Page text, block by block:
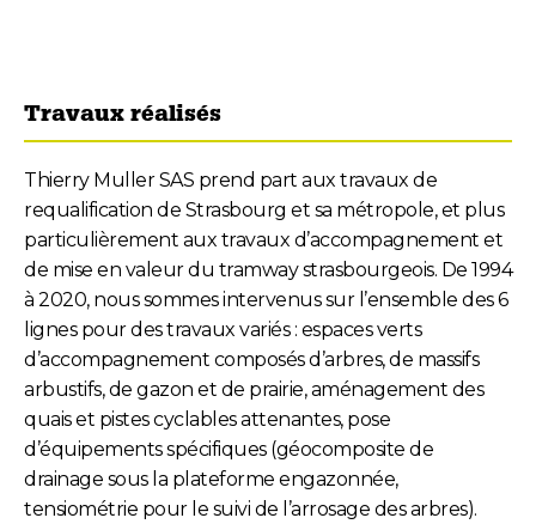
Travaux réalisés
Thierry Muller SAS prend part aux travaux de
requalification de Strasbourg et sa métropole, et plus
particulièrement aux travaux d’accompagnement et
de mise en valeur du tramway strasbourgeois. De 1994
à 2020, nous sommes intervenus sur l’ensemble des 6
lignes pour des travaux variés : espaces verts
d’accompagnement composés d’arbres, de massifs
arbustifs, de gazon et de prairie, aménagement des
quais et pistes cyclables attenantes, pose
d’équipements spécifiques (géocomposite de
drainage sous la plateforme engazonnée,
tensiométrie pour le suivi de l’arrosage des arbres).